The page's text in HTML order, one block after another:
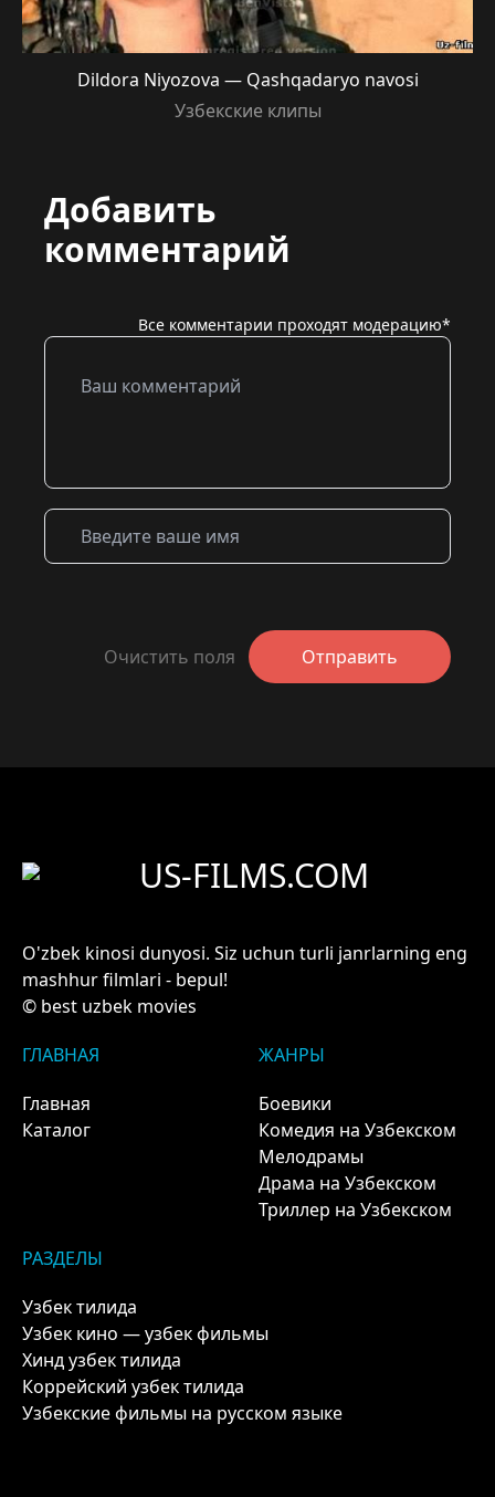
Dildora Niyozova — Qashqadaryo navosi
Узбекские клипы
Добавить
комментарий
Все комментарии проходят модерацию*
Очистить поля Отправить
US-FILMS.COM
O'zbek kinosi dunyosi. Siz uchun turli janrlarning eng
mashhur filmlari - bepul!
© best uzbek movies
ГЛАВНАЯ
Главная
Каталог
ЖАНРЫ
Боевики
Комедия на Узбекском
Мелодрамы
Драма на Узбекском
Триллер на Узбекском
РАЗДЕЛЫ
Узбек тилида
Узбек кино — узбек фильмы
Хинд узбек тилида
Коррейский узбек тилида
Узбекские фильмы на русском языке